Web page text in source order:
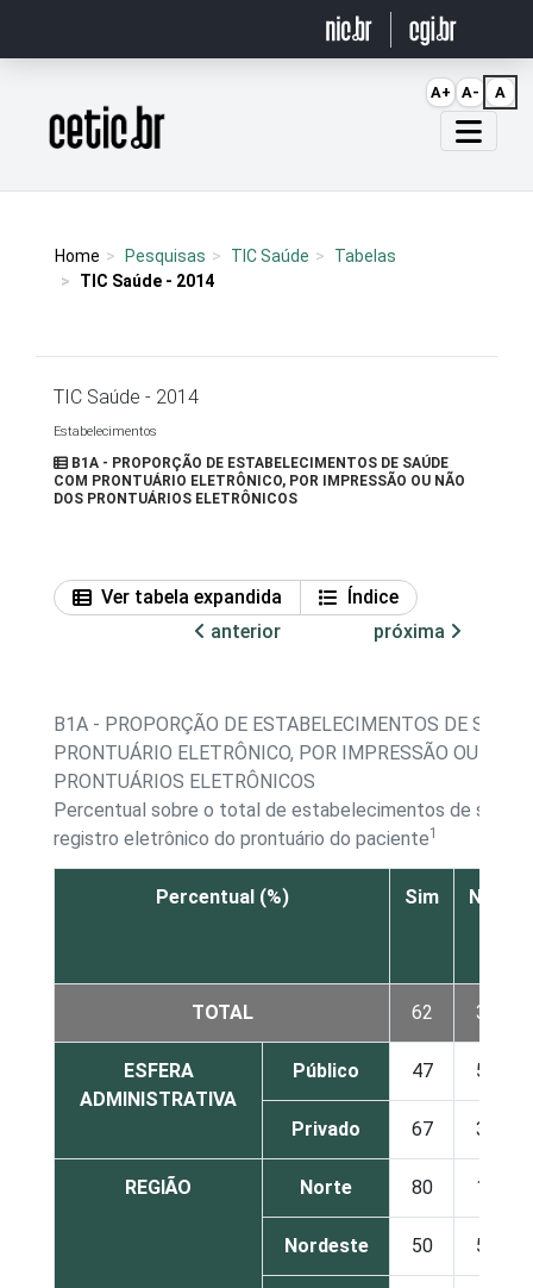
Página inicial
Home Pesquisas TIC Saúde
Tabelas
TIC Saúde - 2014
TIC Saúde - 2014
Estabelecimentos
B1A - PROPORÇÃO DE ESTABELECIMENTOS DE SAÚDE
COM PRONTUÁRIO ELETRÔNICO, POR IMPRESSÃO OU NÃO
DOS PRONTUÁRIOS ELETRÔNICOS
Ver tabela expandida
Índice
anterior
próxima
B1A - PROPORÇÃO DE ESTABELECIMENTOS DE
PRONTUÁRIO ELETRÔNICO, POR IMPRESSÃO OU NÃO
PRONTUÁRIOS ELETRÔNICOS
Percentual sobre o total de estabelecimentos de saúde
registro eletrônico do prontuário do paciente1
Percentual (%) Sim Não
TOTAL 62 38
ESFERA
ADMINISTRATIVA
Público 47 51
Privado 67 33
REGIÃO Norte 80 15
Nordeste 50 50
A+ A- A